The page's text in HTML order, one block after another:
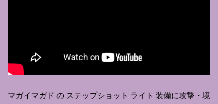
マガイマガド の ステップショット ライト 装備に攻撃・境